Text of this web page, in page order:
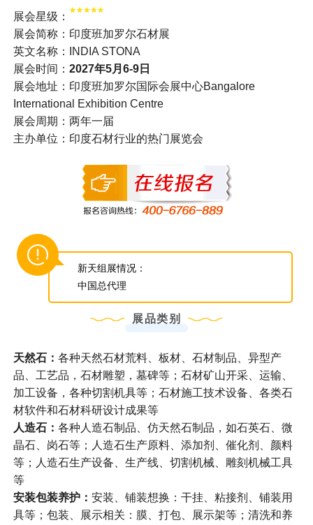
展会星级：
展会简称：印度班加罗尔石材展
英文名称：INDIA STONA
展会时间： 2027年5月6-9日
展会地址：印度班加罗尔国际会展中心Bangalore
International Exhibition Centre
展会周期：两年一届
主办单位：印度石材行业的热门展览会
新天组展情况：
中国总代理
展品类别
天然石： 各种天然石材荒料、板材、石材制品、异型产
品、工艺品，石材雕塑，墓碑等；石材矿山开采、运输、
加工设备，各种切割机具等；石材施工技术设备、各类石
材软件和石材科研设计成果等
人造石： 各种人造石制品、仿天然石制品，如石英石、微
晶石、岗石等；人造石生产原料、添加剂、催化剂、颜料
等；人造石生产设备、生产线、切割机械、雕刻机械工具
等
安装包装养护： 安装、铺装想换：干挂、粘接剂、铺装用
具等；包装、展示相关：膜、打包、展示架等；清洗和养